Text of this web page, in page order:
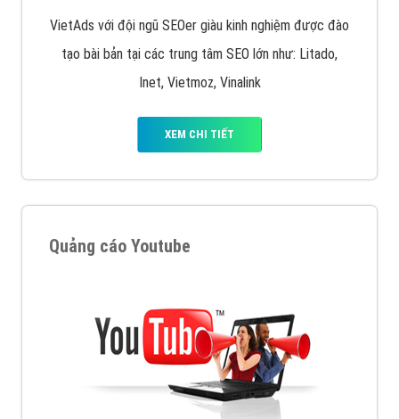
VietAds với đội ngũ SEOer giàu kinh nghiệm được đào
tạo bài bản tại các trung tâm SEO lớn như: Litado,
Inet, Vietmoz, Vinalink
XEM CHI TIẾT
Quảng cáo Youtube